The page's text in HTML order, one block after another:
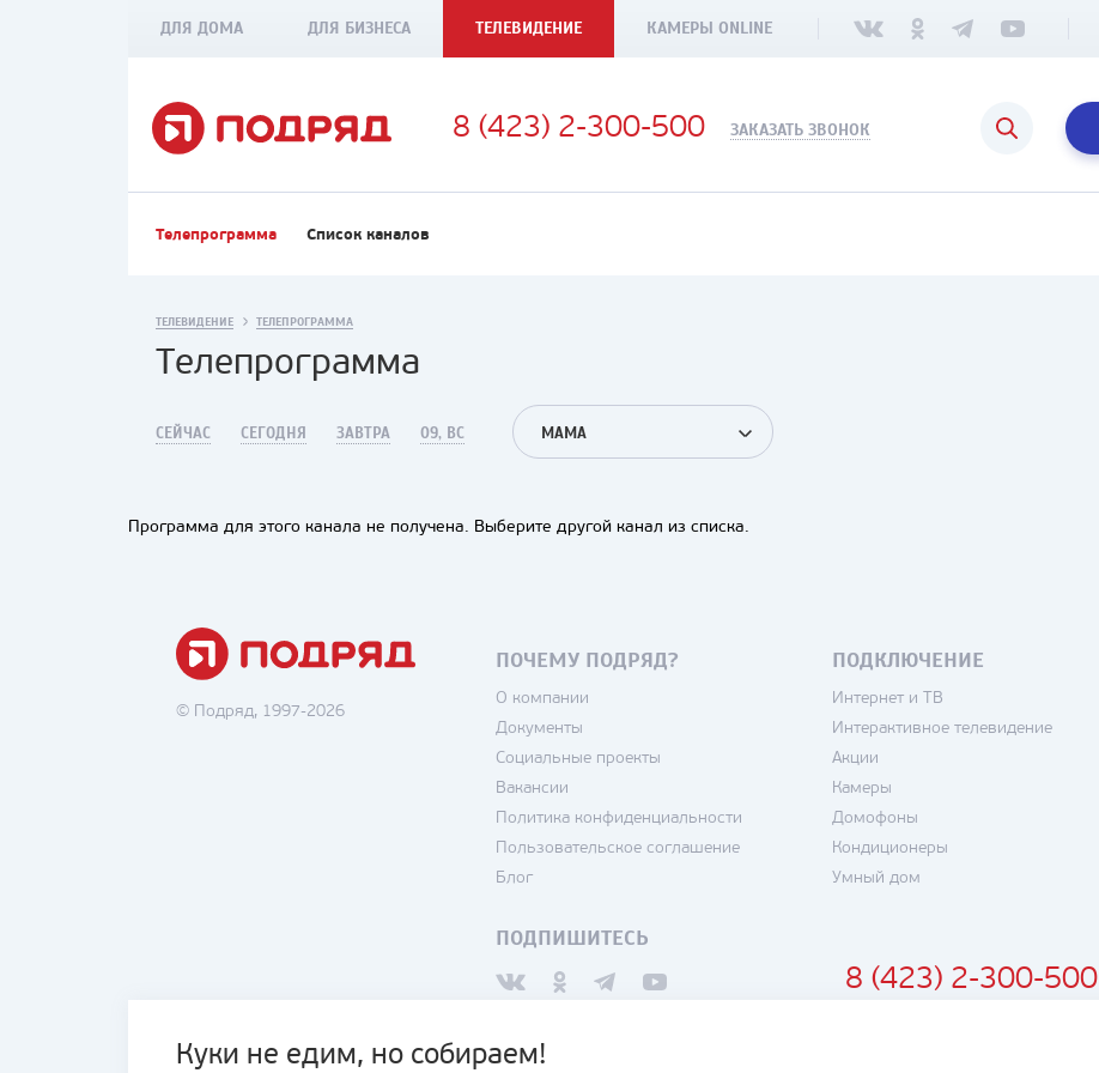
ДЛЯ ДОМА ДЛЯ БИЗНЕСА ТЕЛЕВИДЕНИЕ КАМЕРЫ ONLINE
8 (423) 2-300-500 ЗАКАЗАТЬ ЗВОНОК
Телепрограмма Список каналов
Куки не едим, но собираем!
ТЕЛЕВИДЕНИЕ ТЕЛЕПРОГРАММА
Телепрограмма
СЕЙЧАС СЕГОДНЯ ЗАВТРА 09, ВС МАМА
Программа для этого канала не получена. Выберите другой канал из списка.
© Подряд, 1997-2026
ПОЧЕМУ ПОДРЯД?
О компании
Документы
Социальные проекты
Вакансии
Политика конфиденциальности
Пользовательское соглашение
Блог
ПОДКЛЮЧЕНИЕ
Интернет и ТВ
Интерактивное телевидение
Акции
Камеры
Домофоны
Кондиционеры
Умный дом
ПОДПИШИТЕСЬ
8 (423) 2-300-500